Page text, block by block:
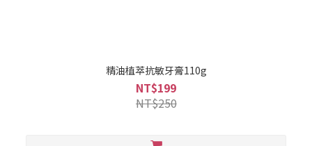
精油植萃抗敏牙膏110g
NT$199
NT$250